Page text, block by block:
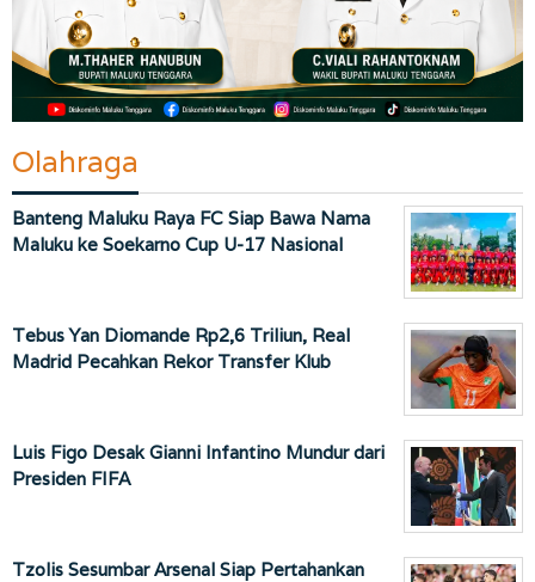
Olahraga
Banteng Maluku Raya FC Siap Bawa Nama
Maluku ke Soekarno Cup U-17 Nasional
Tebus Yan Diomande Rp2,6 Triliun, Real
Madrid Pecahkan Rekor Transfer Klub
Luis Figo Desak Gianni Infantino Mundur dari
Presiden FIFA
Tzolis Sesumbar Arsenal Siap Pertahankan